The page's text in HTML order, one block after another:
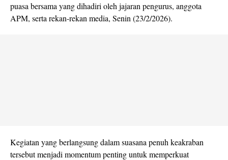
puasa bersama yang dihadiri oleh jajaran pengurus, anggota
APM, serta rekan-rekan media, Senin (23/2/2026).
Kegiatan yang berlangsung dalam suasana penuh keakraban
tersebut menjadi momentum penting untuk memperkuat